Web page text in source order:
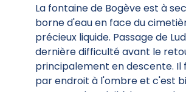
La fontaine de Bogève est à
borne d'eau en face du
précieux liquide. Passage de
dernière difficulté avant le
principalement en descente. Il
par endroit à l'ombre et c'est